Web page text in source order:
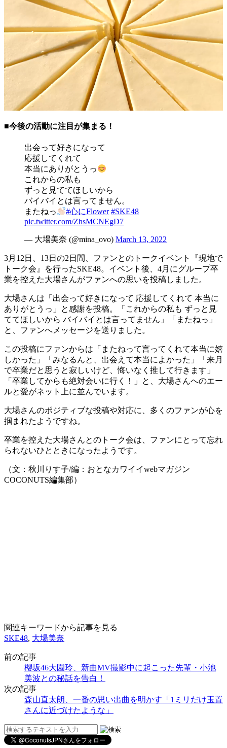
■今後の活動に注目が集まる！
出会って好きになって
応援してくれて
本当にありがとうっ
これからの私も
ずっと見ててほしいから
バイバイとは言ってません。
またねっ
#心にFlower #SKE48
pic.twitter.com/ZhsMCNEgD7
— 大場美奈 (@mina_ovo) March 13, 2022
3月12日、13日の2日間、ファンとのトークイベント『現地で
トーク会』を行ったSKE48。イベント後、4月にグループ卒
業を控えた大場さんがファンへの思いを投稿しました。
大場さんは「出会って好きになって 応援してくれて 本当に
ありがとうっ」と感謝を投稿。「これからの私も ずっと見
ててほしいから バイバイとは言ってません」「またねっ」
と、ファンへメッセージを送りました。
この投稿にファンからは「またねって言ってくれて本当に嬉
しかった」「みなるんと、出会えて本当によかった」「来月
で卒業だと思うと寂しいけど、悔いなく推して行きます」
「卒業してからも絶対会いに行く！」と、大場さんへのエー
ルと愛がネット上に並んでいます。
大場さんのポジティブな投稿や対応に、多くのファンが心を
掴まれたようですね。
卒業を控えた大場さんとのトーク会は、ファンにとって忘れ
られないひとときになったようです。
（文：秋川りす子/編：おとなカワイイwebマガジン
COCONUTS編集部）
関連キーワードから記事を見る
SKE48, 大場美奈
前の記事
櫻坂46大園玲、新曲MV撮影中に起こった先輩・小池
美波との秘話を告白！
次の記事
森山直太朗、一番の思い出曲を明かす「1ミリだけ玉置
さんに近づけたような」